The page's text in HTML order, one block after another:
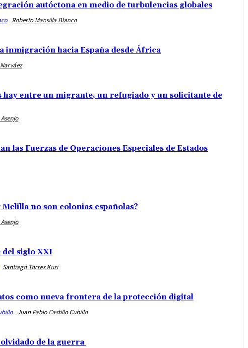
autóctona en medio de turbulencias globales
Roberto Mansilla Blanco
inmigración hacia España desde África
hay entre un migrante, un refugiado y un solicitante de
las Fuerzas de Operaciones Especiales de Estados
Melilla no son colonias españolas?
del siglo XXI
Santiago Torres Kuri
como nueva frontera de la protección digital
Juan Pablo Castillo Cubillo
de la guerra